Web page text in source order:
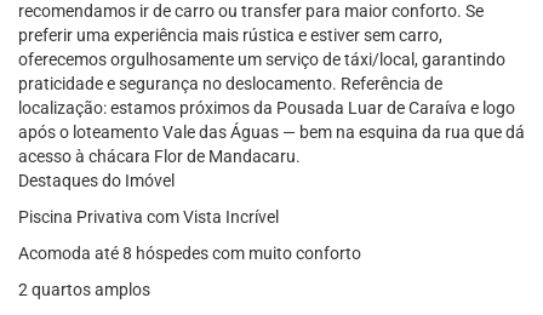
recomendamos ir de carro ou transfer para maior conforto. Se
preferir uma experiência mais rústica e estiver sem carro,
oferecemos orgulhosamente um serviço de táxi/local, garantindo
praticidade e segurança no deslocamento. Referência de
localização: estamos próximos da Pousada Luar de Caraíva e logo
após o loteamento Vale das Águas — bem na esquina da rua que dá
acesso à chácara Flor de Mandacaru.
Destaques do Imóvel
Piscina Privativa com Vista Incrível
Acomoda até 8 hóspedes com muito conforto
2 quartos amplos